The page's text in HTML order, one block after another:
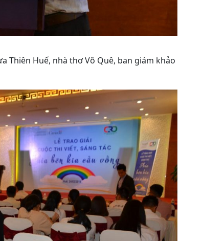
Thiên Huế, nhà thơ Võ Quê, ban giám khảo